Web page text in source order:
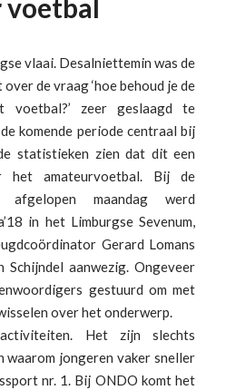
voetbal
vlaai. Desalniettemin was de
de vraag ‘hoe behoud je de
zeer geslaagd te
komende periode centraal bij
statistieken zien dat dit een
amateurvoetbal. Bij de
afgelopen maandag werd
in het Limburgse Sevenum,
Gerard Lomans
aanwezig. Ongeveer
gestuurd om met
over het onderwerp.
Het zijn slechts
waarom jongeren vaker sneller
nr. 1. Bij ONDO komt het